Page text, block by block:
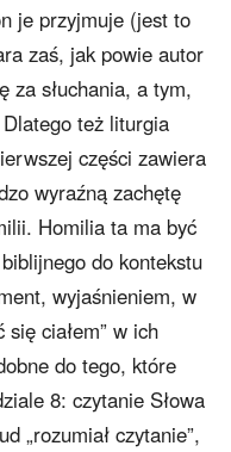
je przyjmuje (jest to
zaś, jak powie autor
za słuchania, a tym,
Dlatego też liturgia
części zawiera
wyraźną zachętę
Homilia ta ma być
do kontekstu
wyjaśnieniem, w
się ciałem” w ich
do tego, które
8: czytanie Słowa
„rozumiał czytanie”,